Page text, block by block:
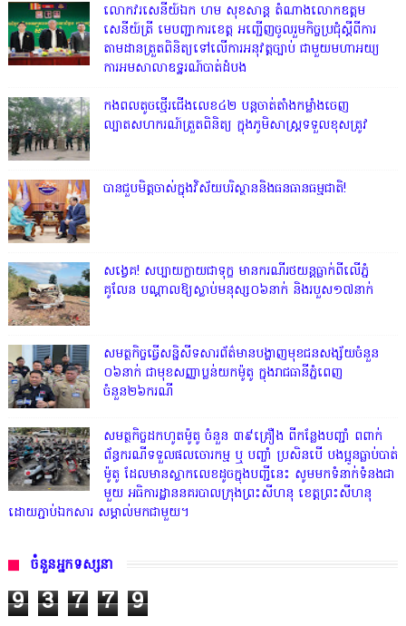
លោក​វរសេនីយ៍ឯក​ ហម​ សុខសាន្ត តំណាង​លោកឧត្តម
សេនីយ៍ត្រី មេបញ្ជាការ​ខេត្ត អញ្ជេីញចូលរួមកិច្ចប្រជុំស្ដីពីការ
តាមដានត្រួតពិនិត្យទៅលេីការអនុវត្តច្បាប់​ ជាមួយមហាអយ្យ
ការអមសាលាឧទ្ឋរណ៍បាត់ដំបង
កងពលតូចថ្មើរជើងលេខ៤២ បន្តចាត់តាំងកម្លាំងចេញ
ល្បាតសហករណ៍ត្រួតពិនិត្យ ក្នុងភូមិសាស្រ្តទទួលខុសត្រូវ
បានជួបមិត្តចាស់ក្នុងវិស័យបរិស្ថាននិងធនធានធម្មជាតិ!
សង្វេគ! សប្បាយក្លាយជាទុក្ខ មានករណីរថយន្តធ្លាក់ពីលើភ្នំ
គូលែន បណ្ដាលឱ្យស្លាប់មនុស្ស០៦នាក់ និងរបួស១៧នាក់
សមត្ថកិច្ចធ្វើសន្និសីទសារព័ត៌មានបង្ហាញមុខជនសង្ស័យចំនួន
០៦នាក់ ជាមុខសញ្ញាប្លន់យកម៉ូតូ ក្នុងរាជធានីភ្នំពេញ
ចំនួន២៦ករណី
សមត្ថកិច្ចដកហូតម៉ូតូ ចំនួន ៣៩គ្រឿង ពីកន្លែងបញ្ជាំ ពពាក់
ព័ន្ធករណីទទួលផលចោរកម្ម ឬ បញ្ចាំ ប្រសិនបើ បងប្អូនធ្លាប់បាត់
ម៉ូតូ ដែលមានស្លាកលេខដូចក្នុងបញ្ជីនេះ សូមមកទំនាក់ទំនងជា
មួយ អធិការដ្ឋាននគរបាលក្រុងព្រះសីហនុ ខេត្តព្រះសីហនុ
ដោយភ្ជាប់ឯកសារ សម្គាល់មកជាមួយ។
ចំនួនអ្នកទស្សនា
9 3 7 7 9